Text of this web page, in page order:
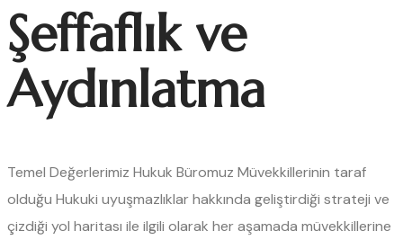
Şeffaflık ve
Aydınlatma
Temel Değerlerimiz Hukuk Büromuz Müvekkillerinin taraf
olduğu Hukuki uyuşmazlıklar hakkında geliştirdiği strateji ve
çizdiği yol haritası ile ilgili olarak her aşamada müvekkillerine